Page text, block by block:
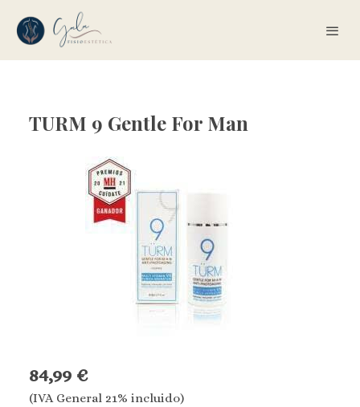
TURM 9 Gentle For Man
84,99 €
(IVA General 21% incluido)